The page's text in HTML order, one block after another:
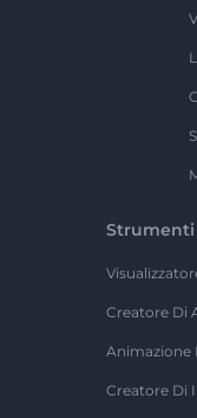
Strumenti
Creatore Di
Animazione
Creatore Di